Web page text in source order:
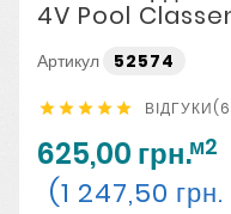
4V Pool
Артикул 52574
    
625,00 грн.м2
(1 247,50